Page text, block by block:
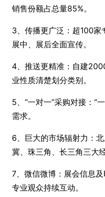
销售份额占总量85%。
3、传播更广泛：超100家
展中、展后全面宣传。
4、推送更精准：自建
业性质清楚划分类别。
5、“一对一”采购对接：“
需求。
6、巨大的市场辐射力：
冀、珠三角、长三角三大
7、微信微博：展会信息
专业观众持续互动。